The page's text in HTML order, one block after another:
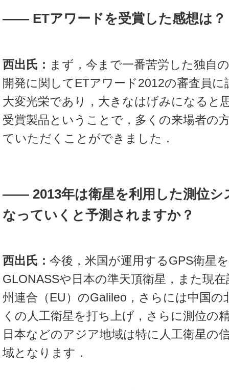
―― ETアワードを受賞した感想は？
西出氏： まず，今まで一番苦労した独自
開発に関してETアワード2012の審査員
大変光栄であり，大きなはげみになると
受賞製品ということで，多くの来場者の
ていただくことができました．
―― 2013年は衛星を利用した測位シ
なっていくと予測されますか？
西出氏： 今後，米国が運用するGPS衛星
GLONASSや日本の準天頂衛星，また現
州連合（EU）のGalileo，さらには中国の
くの人工衛星を打ち上げ，さらに測位の
日本などのアジア地域は特に人工衛星の
域となります．